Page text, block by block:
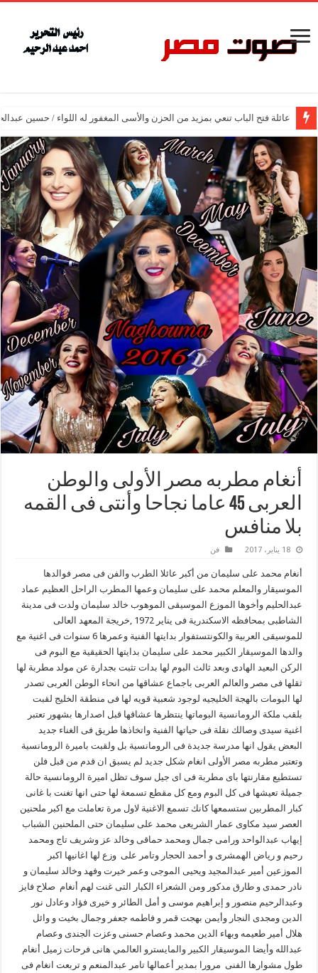
عائلة فتح الباب تنعي بمزيد من الحزن والأسى المغفور له اللواء / حسين
أنغام مطربه مصر الأولى والوطن
العربى 45 عاما نجاحا وأنتى فى القمه
بلا منافس
18 يناير، 2017 فن
‎أنغام محمد على سليمان من أكبر عائلا الطرب والفن فى مصر فوالدها
الموسيقار والمعلم محمد على سليمان وعمها المطرب الراحل العظيم عماد
عبدالحليم وأخوها الموزع الموسيقى الموهوب خالد سليمان ولدت فى مدينة
الشاطبى بمحافظه الاسكندرية فى يناير 1972 ,خريجة المعهد العالى
للموسيقى العربية والكونتستفوار بدايتها الفنية وعمرها 6 سنوات فى اغنية مع
والدها الموسيقار الكبير محمد على سليمان بدايتها الحقيقية مع البوم فى
الركن البعيد الهادى وبعد ثالث البوم لها بدات تثبت بجدارة عن مولد مطربة لها
ثقلها فى مصر والعالم العربى باجماع عشاقها من انحاء الوطن العربى تصدر
لها البومات بالهجة الخليجيه لوجود شعبية قويه لها فى منطقة الخليج لقبت
بلقب ملكة الرومانسية البوماتها ينتظرها عشاقها قبل اصدارها بشهور تعتبر
اغنية سيدى وصالك نقلة فى حياتها الفنية واتخاذها طريق فى الغناء جديد
البعض يقول انها مدرسة جديدة فى الرومانسية بل ولقبت باميرة الرومانسية
وتعتبر مطربه مصر الأولى انغام شكل جديد لم يسبق ان قدم من قبل فلن
تستطيع مقارنتها باى مطربة فى اى جيل سوف تظل اميرة الرومانسية حالة
جميلة تعيشها فى كل البوم ومع كل مقطع تسمعة لها حتى انها تغنت با غانى
كبار المطربين ستسمعها كانك تسمع الاغنية لاول مرة تعاملت مع اكبر ملحنين
العصر سيد مكاوى عمار الشريعى محمد على سليمان حتى الملحنين الشباب
إيهاب عبدالواحد ورامى جمال ومحمد حماقى وخالد عز وشريف تاج ومحمد
رحيم و رياض الهمشرى و أحمد الحجار وتامر على وزع لها اغانيها اكبر
الموزعين أمير عبدالمجيد ويحيى الموجى وعمر خيرت وفهد وخالد سليمان و
نادر حمدى و طارق مدكور ومن الشعراء الكبار التى غنت لهم أنغام صلاح فايز
وعبدالرحيم منصور و إبراهيم موسى و أمل الطائر و خيرى فؤاد وعادل نور
الدين ومجدى النجار وأيمن بهجت قمر و فاطمه جعفر وجمال بخيت و وائل
هلال أمير طعيمه وبهاء الدين محمد وعصام حسنى وعزت الجندى وعصام
عبدالله وأيضا الموسيقار الكبير والمايسترو العالمي هانى فرحات زميل أنغام
طول مشوارها الفنى مرورا بمدير أعمالها تامر عبدالمنعم و تربعت انغام فى